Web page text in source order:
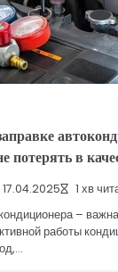
потерять в
17.04.2025 1 хв
–
работы